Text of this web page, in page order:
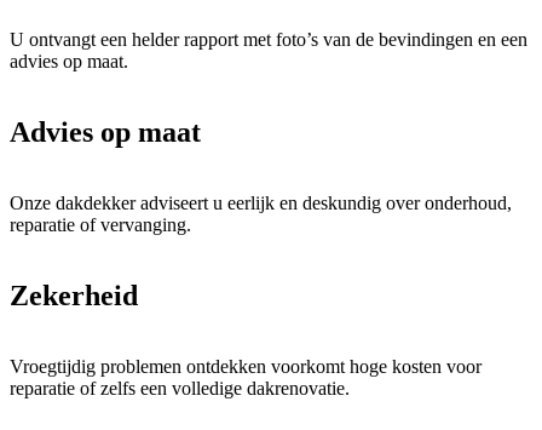
U ontvangt een helder rapport met foto’s van de bevindingen en een
advies op maat.
Advies op maat
Onze dakdekker adviseert u eerlijk en deskundig over onderhoud,
reparatie of vervanging.
Zekerheid
Vroegtijdig problemen ontdekken voorkomt hoge kosten voor
reparatie of zelfs een volledige dakrenovatie.